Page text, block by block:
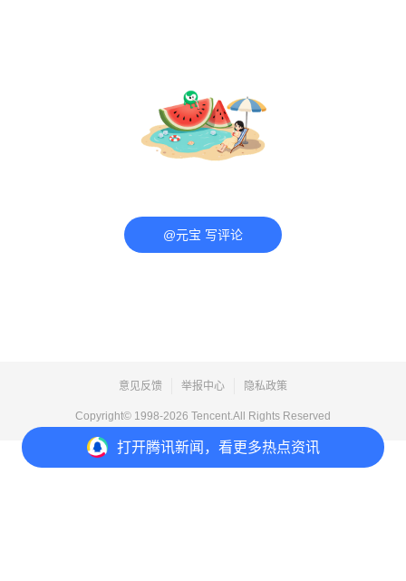
打开腾讯新闻，看更多热点资讯
@元宝 写评论
意见反馈 举报中心 隐私政策
Copyright© 1998-2026 Tencent.All Rights Reserved